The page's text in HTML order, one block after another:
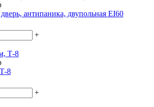
антипаника, двупольная EI60
+
8
+